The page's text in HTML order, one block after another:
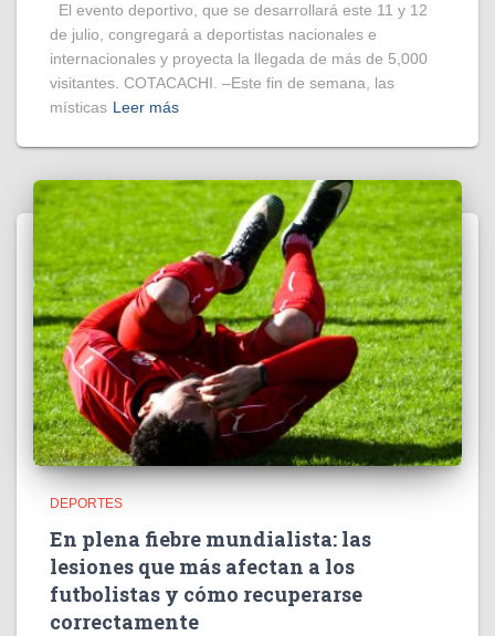
El evento deportivo, que se desarrollará este 11 y 12
de julio, congregará a deportistas nacionales e
internacionales y proyecta la llegada de más de 5,000
visitantes. COTACACHI. –Este fin de semana, las
místicas Leer más
DEPORTES
En plena fiebre mundialista: las
lesiones que más afectan a los
futbolistas y cómo recuperarse
correctamente